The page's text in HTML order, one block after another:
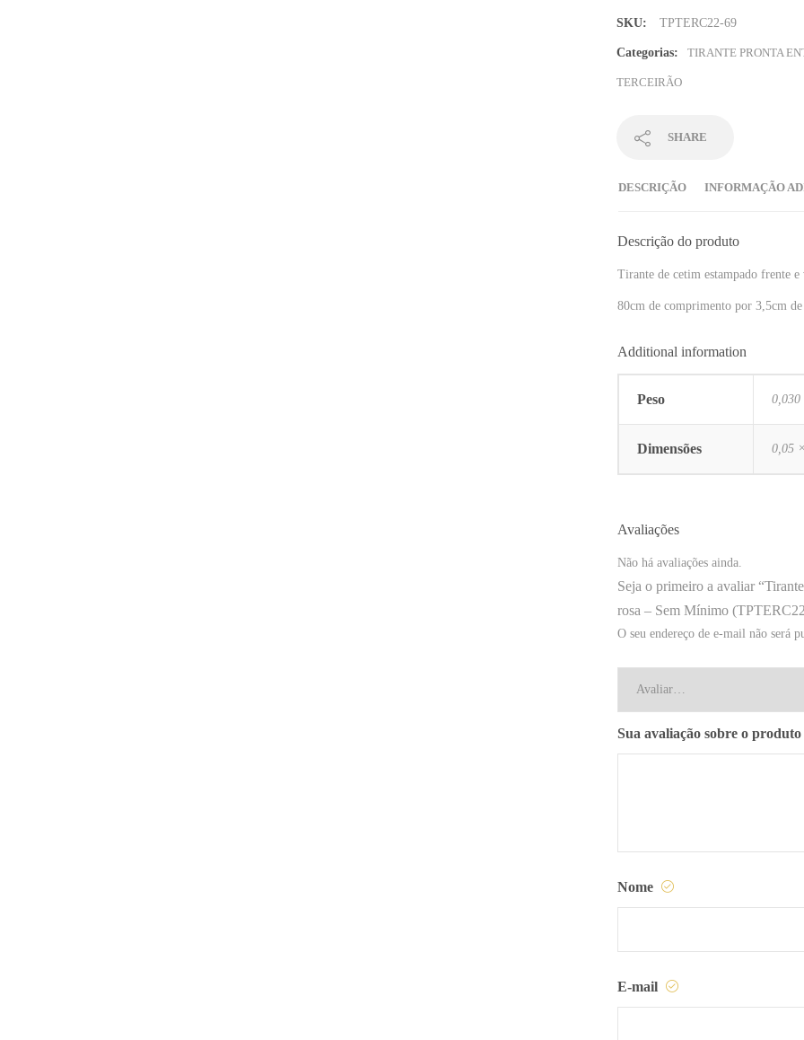
SKU: TPTERC22-69
Categorias: TIRANTE PRONTA
TERCEIRÃO
SHARE
DESCRIÇÃO INFORMAÇÃO
Descrição do produto
Tirante de cetim estampado frente
80cm de comprimento por 3,5cm
Additional information
Peso 0,030
Dimensões 0,05
Avaliações
Não há avaliações ainda.
Seja o primeiro a avaliar
rosa – Sem Mínimo
O seu endereço de e-mail não será
Sua avaliação sobre o produto
Nome
E-mail